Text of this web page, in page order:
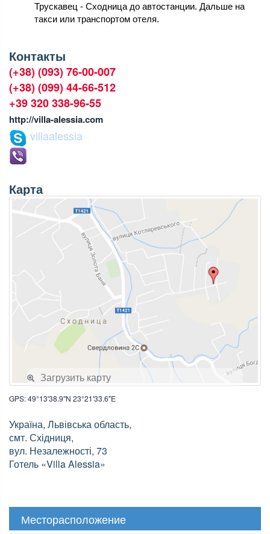
Трускавец - Сходница до автостанции. Дальше на
такси или транспортом отеля.
Контакты
(+38) (093) 76-00-007
(+38) (099) 44-66-512
+39 320 338-96-55
http://villa-alessia.com
villaalessia
Карта
Загрузить карту
GPS: 49°13'38.9"N 23°21'33.6"E
Україна, Львівська область,
смт. Східниця,
вул. Незалежності, 73
Готель «Villa Alessia»
Месторасположение